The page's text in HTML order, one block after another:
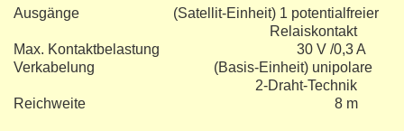
Ausgänge (Satellit-Einheit) 1 potentialfreier
Relaiskontakt
Max. Kontaktbelastung 30 V /0,3 A
Verkabelung (Basis-Einheit) unipolare
2-Draht-Technik
Reichweite 8 m